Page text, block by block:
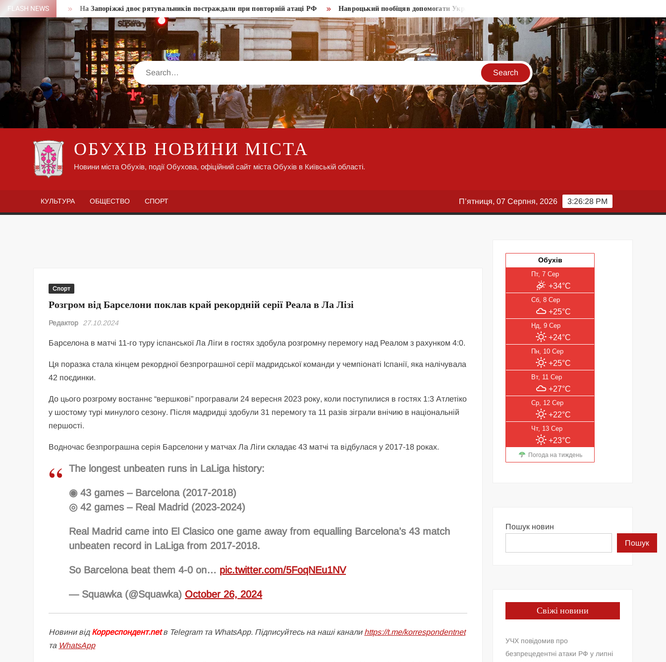
Skip
to
content
FLASH NEWS
у липні На Запоріжжі двоє рятувальників постраждали при повторній атаці РФ Навроцький пообіцяв допомогати Україні “бити московитів”
Search
ОБУХІВ НОВИНИ МІСТА
Новини міста Обухів, події Обухова, офіційний сайт міста Обухів в Київській області.
КУЛЬТУРА ОБЩЕСТВО СПОРТ 3:26:29 PM
П’ятниця, 07 Серпня, 2026
Спорт
Розгром від Барселони поклав край рекордній серії Реала в Ла Лізі
Редактор 27.10.2024
Барселона в матчі 11-го туру іспанської Ла Ліги в гостях здобула розгромну перемогу над Реалом з рахунком 4:0.
Ця поразка стала кінцем рекордної безпрограшної серії мадридської команди у чемпіонаті Іспанії, яка налічувала
42 поєдинки.
До цього розгрому востаннє “вершкові” програвали 24 вересня 2023 року, коли поступилися в гостях 1:3 Атлетіко
у шостому турі минулого сезону. Після мадридці здобули 31 перемогу та 11 разів зіграли внічию в національній
першості.
Водночас безпрограшна серія Барселони у матчах Ла Ліги складає 43 матчі та відбулася у 2017-18 роках.
The longest unbeaten runs in LaLiga history:
◉ 43 games – Barcelona (2017-2018)
◎ 42 games – Real Madrid (2023-2024)
Real Madrid came into El Clasico one game away from equalling Barcelona’s 43 match
unbeaten record in LaLiga from 2017-2018.
So Barcelona beat them 4-0 on… pic.twitter.com/5FoqNEu1NV
— Squawka (@Squawka) October 26, 2024
Новини відКорреспондент.netв Telegram та WhatsApp. Підписуйтесь на наші канали https://t.me/korrespondentnet
та WhatsApp
Обухів
Пт, 7 Сер
+34°C
Сб, 8 Сер
+25°C
Нд, 9 Сер
+24°C
Пн, 10 Сер
+25°C
Вт, 11 Сер
+27°C
Ср, 12 Сер
+22°C
Чт, 13 Сер
+23°C
Погода на тиждень
Пошук новин
Пошук
Свіжі новини
УЧХ повідомив про
безпрецедентні атаки РФ у липні